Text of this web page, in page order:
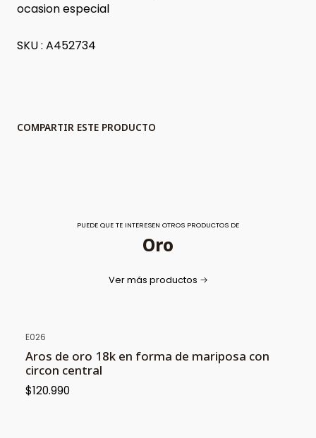
ocasion especial
SKU : A452734
COMPARTIR ESTE PRODUCTO
PUEDE QUE TE INTERESEN OTROS PRODUCTOS DE
Oro
Ver más productos
E026
Aros de oro 18k en forma de mariposa con
circon central
$120.990